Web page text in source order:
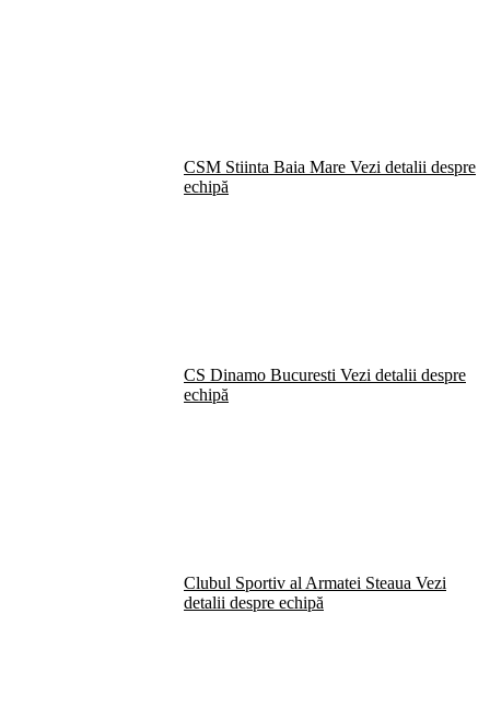
CSM Stiinta Baia Mare Vezi detalii despre
echipă
CS Dinamo Bucuresti Vezi detalii despre
echipă
Clubul Sportiv al Armatei Steaua Vezi
detalii despre echipă